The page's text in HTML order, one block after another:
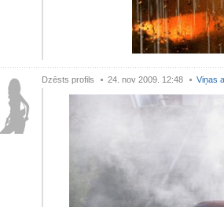
Dzēsts profils 24. nov 2009. 12:48 Viņas